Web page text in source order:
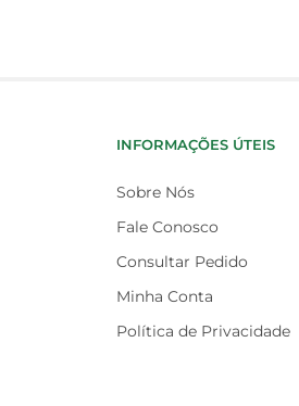
INFORMAÇÕES ÚTEIS
Sobre Nós
Fale Conosco
Consultar Pedido
Minha Conta
Política de Privacidade